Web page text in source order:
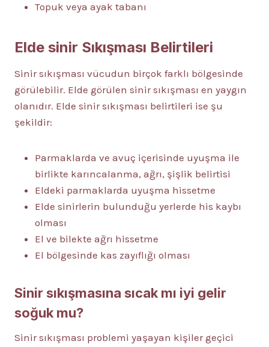
Topuk veya ayak tabanı
Elde sinir Sıkışması Belirtileri
Sinir sıkışması vücudun birçok farklı bölgesinde
görülebilir. Elde görülen sinir sıkışması en yaygın
olanıdır. Elde sinir sıkışması belirtileri ise şu
şekildir:
Parmaklarda ve avuç içerisinde uyuşma ile
birlikte karıncalanma, ağrı, şişlik belirtisi
Eldeki parmaklarda uyuşma hissetme
Elde sinirlerin bulunduğu yerlerde his kaybı
olması
El ve bilekte ağrı hissetme
El bölgesinde kas zayıflığı olması
Sinir sıkışmasına sıcak mı iyi gelir
soğuk mu?
Sinir sıkışması problemi yaşayan kişiler geçici